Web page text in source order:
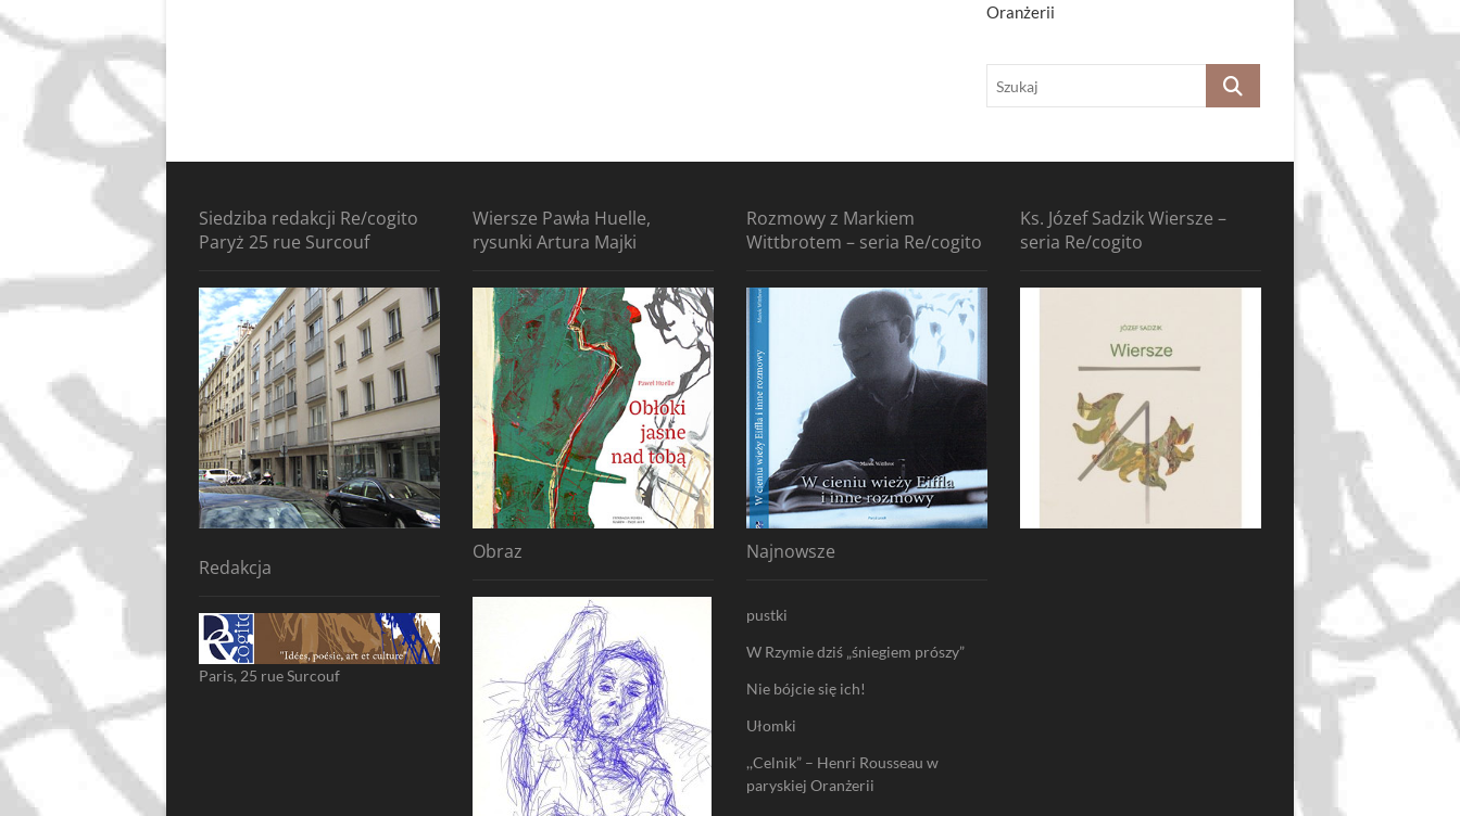
Oranżerii
Szukaj
Siedziba redakcji Re/cogito
Paryż 25 rue Surcouf
Redakcja
Paris, 25 rue Surcouf
Wiersze Pawła Huelle,
rysunki Artura Majki
Obraz
Rozmowy z Markiem
Wittbrotem – seria Re/cogito
Najnowsze
pustki
W Rzymie dziś „śniegiem prószy”
Nie bójcie się ich!
Ułomki
,,Celnik” – Henri Rousseau w
paryskiej Oranżerii
Ks. Józef Sadzik Wiersze –
seria Re/cogito